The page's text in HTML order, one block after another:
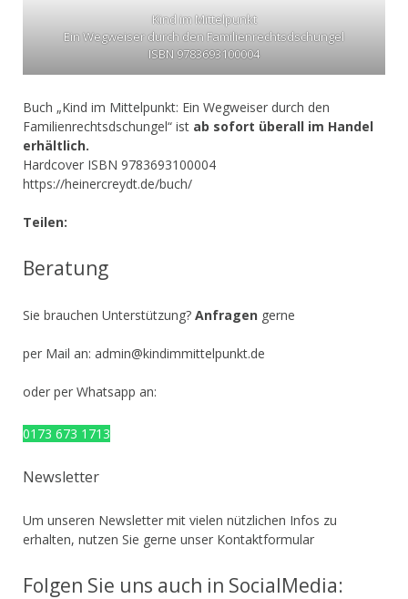
Kind im Mittelpunkt
Ein Wegweiser durch den Familienrechtsdschungel
ISBN 9783693100004
Buch „Kind im Mittelpunkt: Ein Wegweiser durch den
Familienrechtsdschungel“ ist ab sofort überall im Handel
erhältlich.
Hardcover ISBN 9783693100004
https://heinercreydt.de/buch/
Teilen:
Beratung
Sie brauchen Unterstützung? Anfragen gerne
per Mail an: admin@kindimmittelpunkt.de
oder per Whatsapp an:
0173 673 1713
Newsletter
Um unseren Newsletter mit vielen nützlichen Infos zu
erhalten, nutzen Sie gerne unser Kontaktformular
Folgen Sie uns auch in SocialMedia: